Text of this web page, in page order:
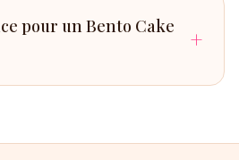
pour un Bento Cake
+